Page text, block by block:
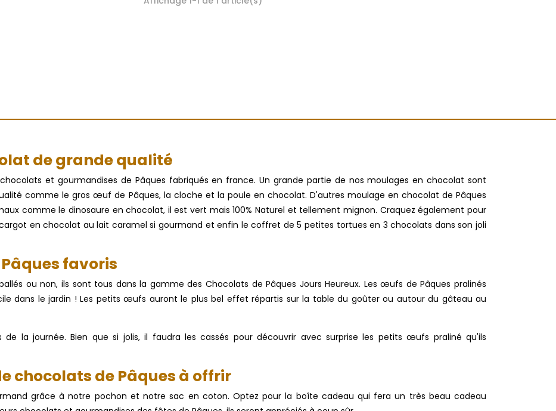
base
de grande qualité
et gourmandises de Pâques fabriqués en france. Un grande partie de nos moulages en chocolat sont
comme le gros œuf de Pâques, la cloche et la poule en chocolat. D'autres moulage en chocolat de Pâques
comme le dinosaure en chocolat, il est vert mais 100% Naturel et tellement mignon. Craquez également pour
en chocolat au lait caramel si gourmand et enfin le coffret de 5 petites tortues en 3 chocolats dans son joli
favoris
ou non, ils sont tous dans la gamme des Chocolats de Pâques Jours Heureux. Les œufs de Pâques pralinés
dans le jardin ! Les petits œufs auront le plus bel effet répartis sur la table du goûter ou autour du gâteau au
la journée. Bien que si jolis, il faudra les cassés pour découvrir avec surprise les petits œufs praliné qu'ils
chocolats de Pâques à offrir
grâce à notre pochon et notre sac en coton. Optez pour la boîte cadeau qui fera un très beau cadeau